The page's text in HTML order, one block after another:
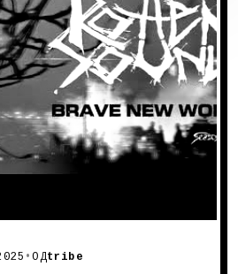
•ОДtribe